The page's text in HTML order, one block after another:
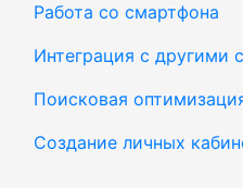
Работа со смартфона
Интеграция с другими
Поисковая
Создание личных